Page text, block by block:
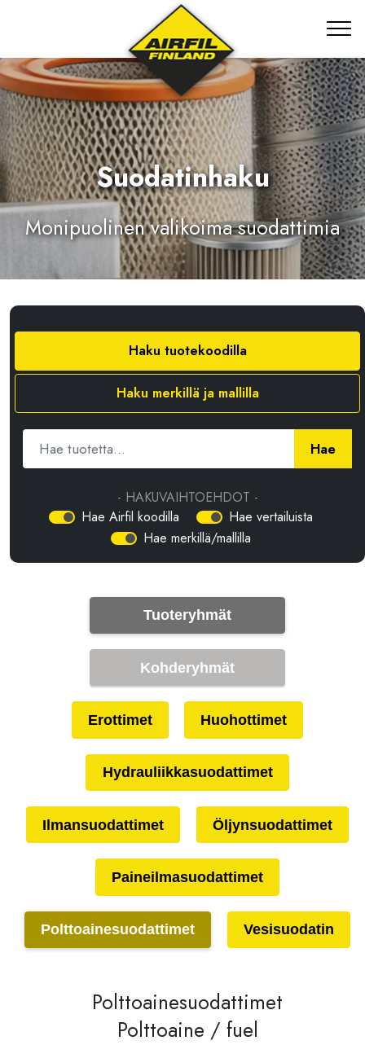
Suodatinhaku
Monipuolinen valikoima suodattimia
Haku tuotekoodilla
Haku merkillä ja mallilla
Hae
- HAKUVAIHTOEHDOT -
Hae Airfil koodilla
Hae vertailuista
Hae merkillä/mallilla
Tuoteryhmät
Kohderyhmät
Erottimet Huohottimet
Hydrauliikkasuodattimet
Ilmansuodattimet Öljynsuodattimet
Paineilmasuodattimet
Polttoainesuodattimet Vesisuodatin
Polttoainesuodattimet
Polttoaine / fuel